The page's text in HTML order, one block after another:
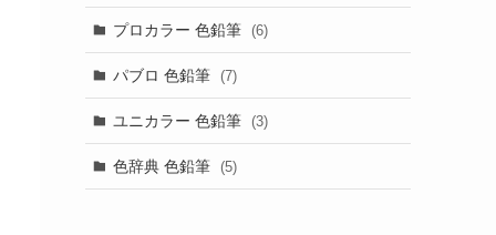
プロカラー 色鉛筆 (6)
パブロ 色鉛筆 (7)
ユニカラー 色鉛筆 (3)
色辞典 色鉛筆 (5)